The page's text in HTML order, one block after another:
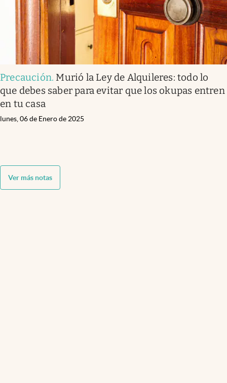
Precaución. Murió la Ley de Alquileres: todo lo
que debes saber para evitar que los okupas entren
en tu casa
lunes, 06 de Enero de 2025
Ver más notas